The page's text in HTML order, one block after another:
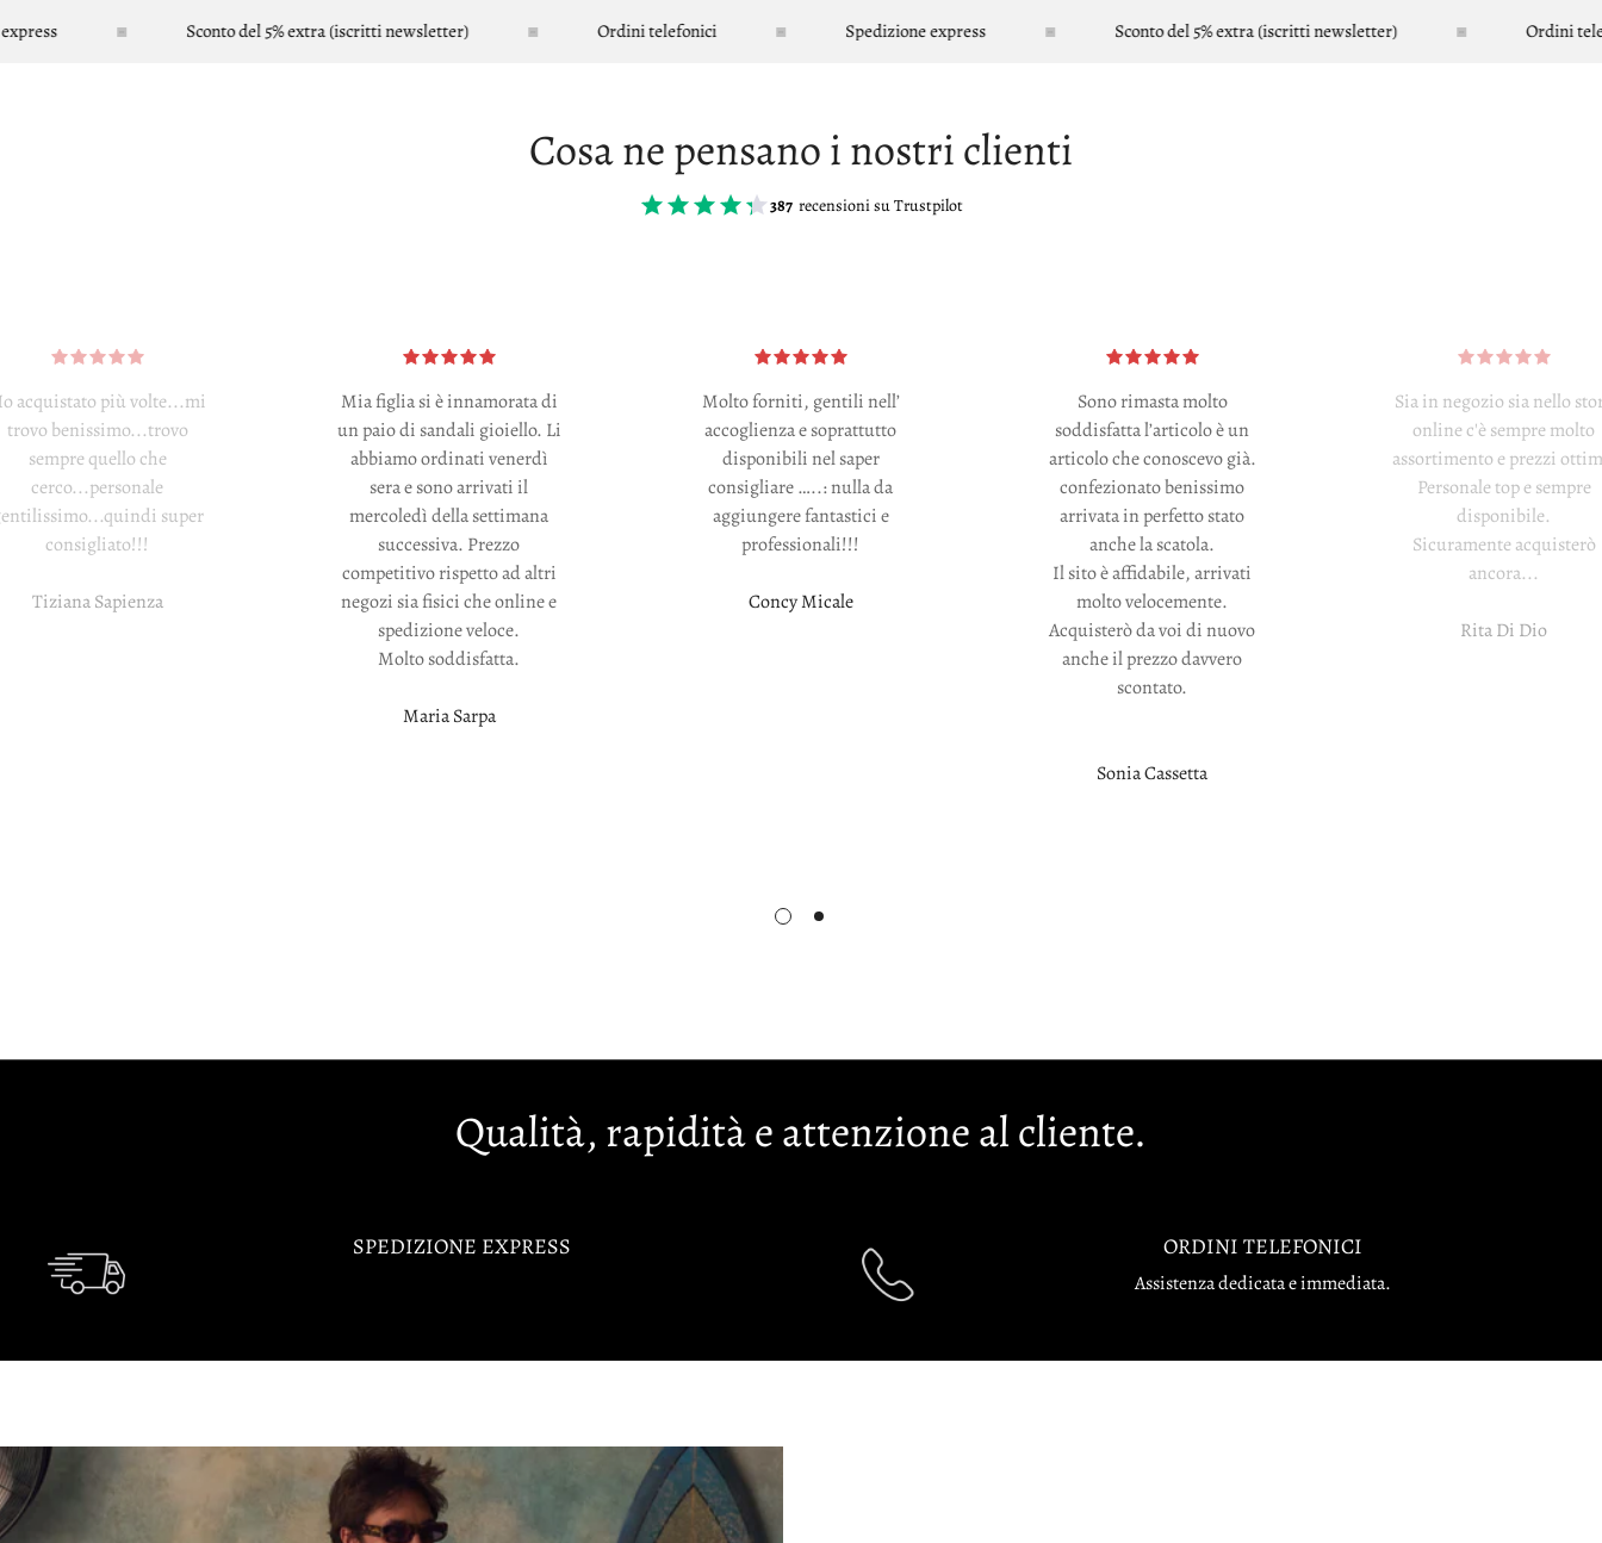
Sconto del 5% extra (iscritti newsletter) Ordini telefonici Spedizione express Sconto del 5% extra (iscritti newsletter) Ordini telefonici
Cosa ne pensano i nostri clienti
387 recensioni su Trustpilot
acquistato più volte...mi
trovo benissimo...trovo
sempre quello che
cerco...personale
super
consigliato!!!
Tiziana Sapienza
Mia figlia si è innamorata di
un paio di sandali gioiello. Li
abbiamo ordinati venerdì
sera e sono arrivati il
mercoledì della settimana
successiva. Prezzo
competitivo rispetto ad altri
negozi sia fisici che online e
spedizione veloce.
Molto soddisfatta.
Maria Sarpa
Molto forniti, gentili nell’
accoglienza e soprattutto
disponibili nel saper
consigliare …..: nulla da
aggiungere fantastici e
professionali!!!
Concy Micale
Sono rimasta molto
soddisfatta l’articolo è un
articolo che conoscevo già.
confezionato benissimo
arrivata in perfetto stato
anche la scatola.
Il sito è affidabile, arrivati
molto velocemente.
Acquisterò da voi di nuovo
anche il prezzo davvero
scontato.
Sonia Cassetta
Sia in negozio sia nello
online c'è sempre molto
assortimento e prezzi
Personale top e sempre
disponibile.
Sicuramente acquisterò
ancora...
Rita Di Dio
Qualità, rapidità e attenzione al cliente.
SPEDIZIONE EXPRESS ORDINI TELEFONICI
Assistenza dedicata e immediata.